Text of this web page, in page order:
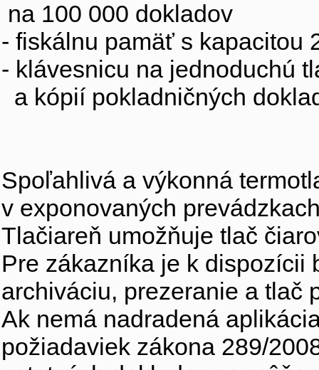
na 100 000 dokladov
- fiskálnu pamäť s kapacitou
- klávesnicu na jednoduchú
a kópií pokladničných
Spoľahlivá a výkonná
v exponovaných
Tlačiareň umožňuje tlač
Pre zákazníka je k dispozícii
archiváciu, prezeranie a tlač
Ak nemá nadradená
požiadaviek zákona 289/